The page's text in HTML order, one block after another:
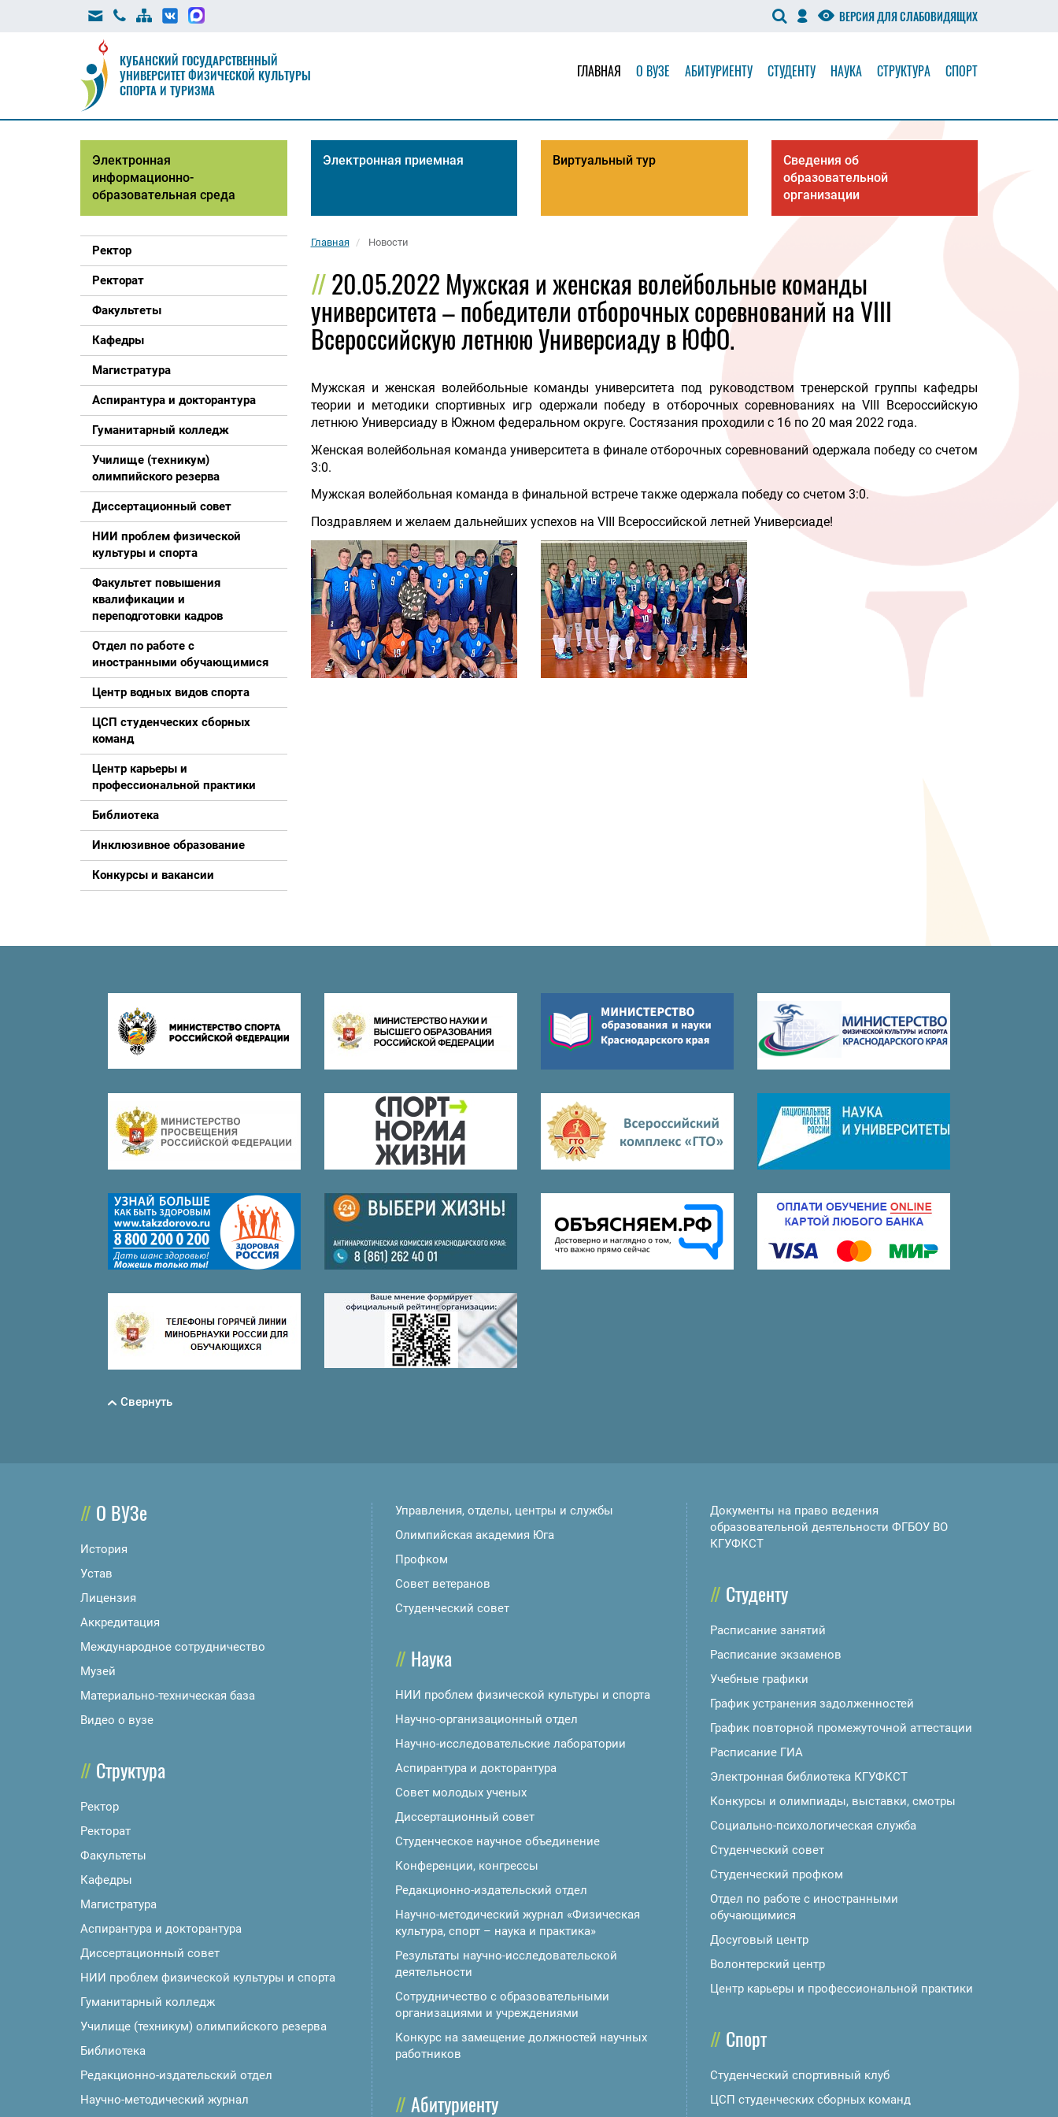
ВЕРСИЯ ДЛЯ СЛАБОВИДЯЩИХ
КУБАНСКИЙ ГОСУДАРСТВЕННЫЙ
УНИВЕРСИТЕТ ФИЗИЧЕСКОЙ КУЛЬТУРЫ
СПОРТА И ТУРИЗМА
ГЛАВНАЯ О ВУЗЕ АБИТУРИЕНТУ СТУДЕНТУ НАУКА СТРУКТУРА СПОРТ
Электронная
информационно-
образовательная среда
Электронная приемная Виртуальный тур
Сведения об
образовательной
организации
Ректор
Ректорат
Факультеты
Кафедры
Магистратура
Аспирантура и докторантура
Гуманитарный колледж
Училище (техникум)
олимпийского резерва
Диссертационный совет
НИИ проблем физической
культуры и спорта
Факультет повышения
квалификации и
переподготовки кадров
Отдел по работе с
иностранными обучающимися
Центр водных видов спорта
ЦСП студенческих сборных
команд
Центр карьеры и
профессиональной практики
Библиотека
Инклюзивное образование
Конкурсы и вакансии
Главная Новости
20.05.2022 Мужская и женская волейбольные команды
университета – победители отборочных соревнований на VIII
Всероссийскую летнюю Универсиаду в ЮФО.
Мужская и женская волейбольные команды университета под руководством тренерской группы кафедры
теории и методики спортивных игр одержали победу в отборочных соревнованиях на VIII Всероссийскую
летнюю Универсиаду в Южном федеральном округе. Состязания проходили с 16 по 20 мая 2022 года.
Женская волейбольная команда университета в финале отборочных соревнований одержала победу со счетом
3:0.
Мужская волейбольная команда в финальной встрече также одержала победу со счетом 3:0.
Поздравляем и желаем дальнейших успехов на VIII Всероссийской летней Универсиаде!
Свернуть
О ВУЗе
История
Устав
Лицензия
Аккредитация
Международное сотрудничество
Музей
Материально-техническая база
Видео о вузе
Структура
Ректор
Ректорат
Факультеты
Кафедры
Магистратура
Аспирантура и докторантура
Диссертационный совет
НИИ проблем физической культуры и спорта
Гуманитарный колледж
Училище (техникум) олимпийского резерва
Библиотека
Редакционно-издательский отдел
Научно-методический журнал
Управления, отделы, центры и службы
Олимпийская академия Юга
Профком
Совет ветеранов
Студенческий совет
Наука
НИИ проблем физической культуры и спорта
Научно-организационный отдел
Научно-исследовательские лаборатории
Аспирантура и докторантура
Совет молодых ученых
Диссертационный совет
Студенческое научное объединение
Конференции, конгрессы
Редакционно-издательский отдел
Научно-методический журнал «Физическая
культура, спорт – наука и практика»
Результаты научно-исследовательской
деятельности
Сотрудничество с образовательными
организациями и учреждениями
Конкурс на замещение должностей научных
работников
Абитуриенту
Документы на право ведения
образовательной деятельности ФГБОУ ВО
КГУФКСТ
Студенту
Расписание занятий
Расписание экзаменов
Учебные графики
График устранения задолженностей
График повторной промежуточной аттестации
Расписание ГИА
Электронная библиотека КГУФКСТ
Конкурсы и олимпиады, выставки, смотры
Социально-психологическая служба
Студенческий совет
Студенческий профком
Отдел по работе с иностранными
обучающимися
Досуговый центр
Волонтерский центр
Центр карьеры и профессиональной практики
Спорт
Студенческий спортивный клуб
ЦСП студенческих сборных команд